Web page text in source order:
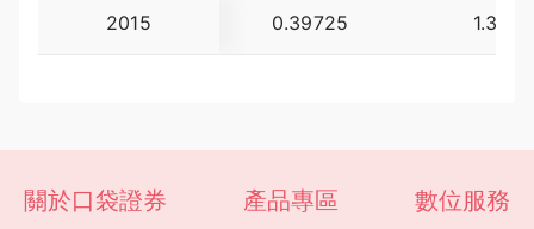
2015 0.39725 1.30
關於口袋證券 產品專區 數位服務